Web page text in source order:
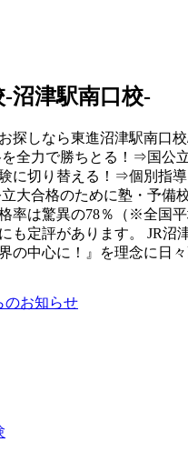
-沼津駅南口校-
探しなら東進沼津駅南口
全力で勝ちとる！⇒国公
に切り替える！⇒個別指
大合格のために塾・予
率は驚異の78％（※全国
も定評があります。 JR
の中心に！』を理念に日
のお知らせ